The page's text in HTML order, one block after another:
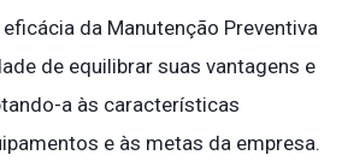
da Manutenção Preventiva
de equilibrar suas vantagens e
a às características
e às metas da empresa.